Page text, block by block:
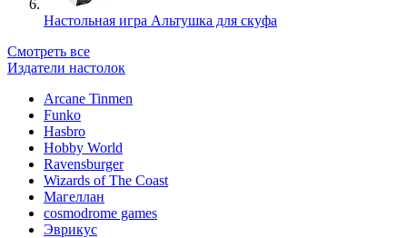
Настольная игра Альтушка для скуфа
Смотреть все
Издатели настолок
Arcane Tinmen
Funko
Hasbro
Hobby World
Ravensburger
Wizards of The Coast
Магеллан
сosmodrome games
Эврикус